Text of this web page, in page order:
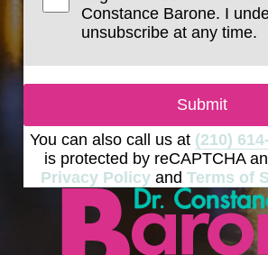
Constance Barone. I
unsubscribe at any time.
Submit
You can also call us at (210)
is protected by reCAPTCHA
Privacy Policy and Terms of